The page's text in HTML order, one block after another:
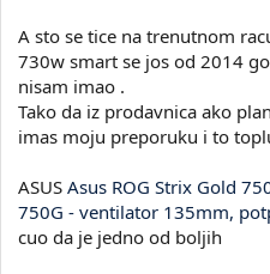
A sto se tice na trenutnom
730w smart se jos od 2014
nisam imao .
Tako da iz prodavnica ako
imas moju preporuku i to
ASUS Asus ROG Strix Gold
750G - ventilator 135mm,
cuo da je jedno od boljih